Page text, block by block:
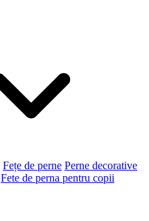
Fețe de perne Perne decorative
Fete de perna pentru copii